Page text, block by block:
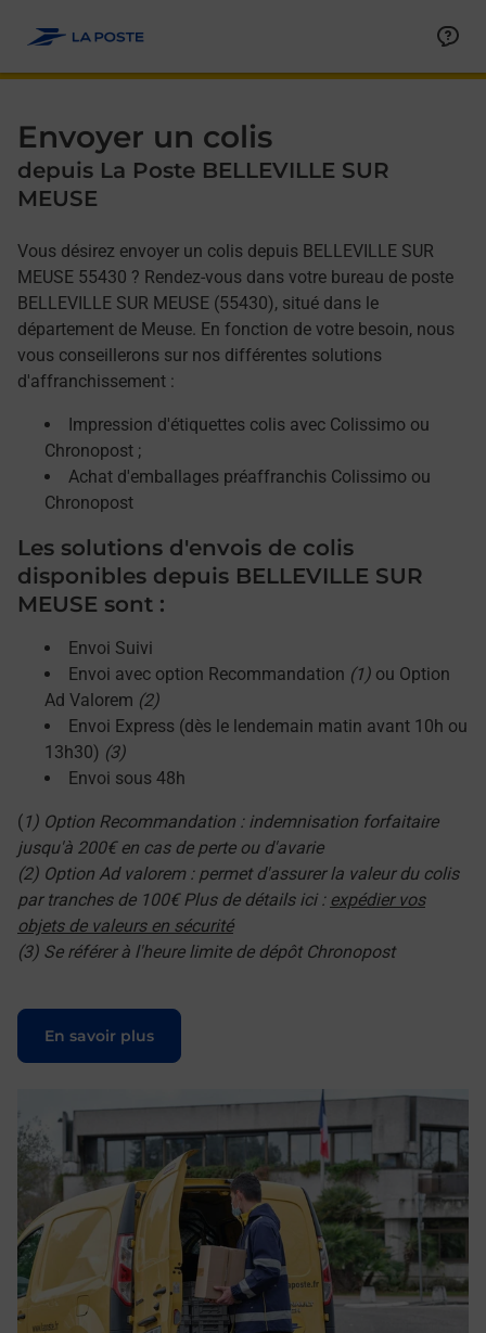
Envoyer un colis
depuis La Poste BELLEVILLE SUR
MEUSE
Vous désirez envoyer un colis depuis BELLEVILLE SUR
MEUSE 55430 ? Rendez-vous dans votre bureau de poste
BELLEVILLE SUR MEUSE (55430), situé dans le
département de Meuse. En fonction de votre besoin, nous
vous conseillerons sur nos différentes solutions
d'affranchissement :
Impression d'étiquettes colis avec Colissimo ou
Chronopost ;
Achat d'emballages préaffranchis Colissimo ou
Chronopost
Les solutions d'envois de colis
disponibles depuis BELLEVILLE SUR
MEUSE sont :
Envoi Suivi
Envoi avec option Recommandation (1) ou Option
Ad Valorem (2)
Envoi Express (dès le lendemain matin avant 10h ou
13h30) (3)
Envoi sous 48h
( 1) Option Recommandation : indemnisation forfaitaire
jusqu'à 200€ en cas de perte ou d'avarie
(2) Option Ad valorem : permet d'assurer la valeur du colis
par tranches de 100€ Plus de détails ici : expédier vos
objets de valeurs en sécurité
(3) Se référer à l'heure limite de dépôt Chronopost
En savoir plus
Le lien s'ouvre dans un nouvel onglet